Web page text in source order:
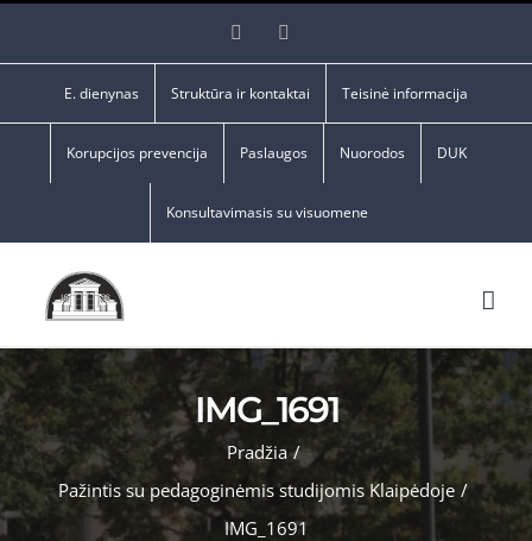
Facebook
E. dienynas Struktūra ir kontaktai Teisinė informacija
Korupcijos prevencija Paslaugos Nuorodos DUK
Konsultavimasis su visuomene
IMG_1691
Pradžia /
Pažintis su pedagoginėmis studijomis Klaipėdoje /
IMG_1691